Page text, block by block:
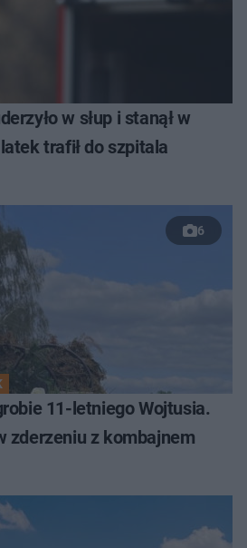
w słup i stanął w
trafił do szpitala
6
11-letniego Wojtusia.
zderzeniu z kombajnem